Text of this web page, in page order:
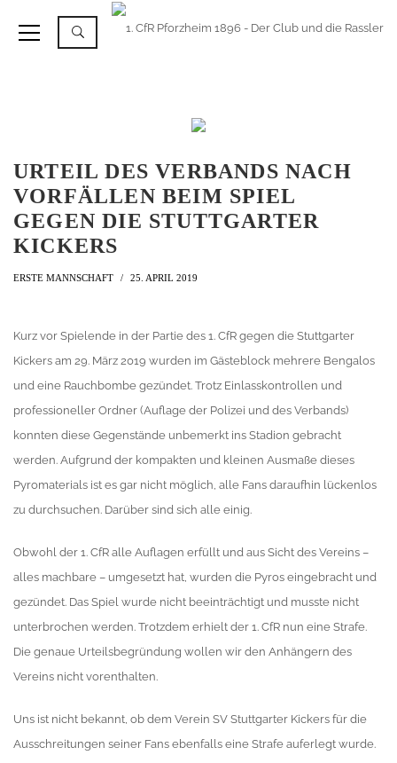
URTEIL DES VERBANDS NACH
VORFÄLLEN BEIM SPIEL
GEGEN DIE STUTTGARTER
KICKERS
ERSTE MANNSCHAFT 25. APRIL 2019
Kurz vor Spielende in der Partie des 1. CfR gegen die Stuttgarter
Kickers am 29. März 2019 wurden im Gästeblock mehrere Bengalos
und eine Rauchbombe gezündet. Trotz Einlasskontrollen und
professioneller Ordner (Auflage der Polizei und des Verbands)
konnten diese Gegenstände unbemerkt ins Stadion gebracht
werden. Aufgrund der kompakten und kleinen Ausmaße dieses
Pyromaterials ist es gar nicht möglich, alle Fans daraufhin lückenlos
zu durchsuchen. Darüber sind sich alle einig.
Obwohl der 1. CfR alle Auflagen erfüllt und aus Sicht des Vereins –
alles machbare – umgesetzt hat, wurden die Pyros eingebracht und
gezündet. Das Spiel wurde nicht beeinträchtigt und musste nicht
unterbrochen werden. Trotzdem erhielt der 1. CfR nun eine Strafe.
Die genaue Urteilsbegründung wollen wir den Anhängern des
Vereins nicht vorenthalten.
Uns ist nicht bekannt, ob dem Verein SV Stuttgarter Kickers für die
Ausschreitungen seiner Fans ebenfalls eine Strafe auferlegt wurde.